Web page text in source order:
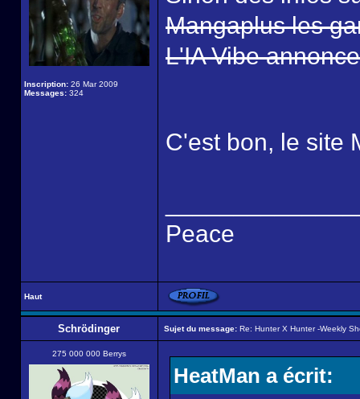
Inscription: 26 Mar 2009
Messages: 324
Mangaplus les
L'IA Vibe
C'est bon, le site
Peace
Haut
Schrödinger Sujet du message: Re: Hunter X Hunter -Weekly
275 000 000 Berrys
HeatMan a écrit: